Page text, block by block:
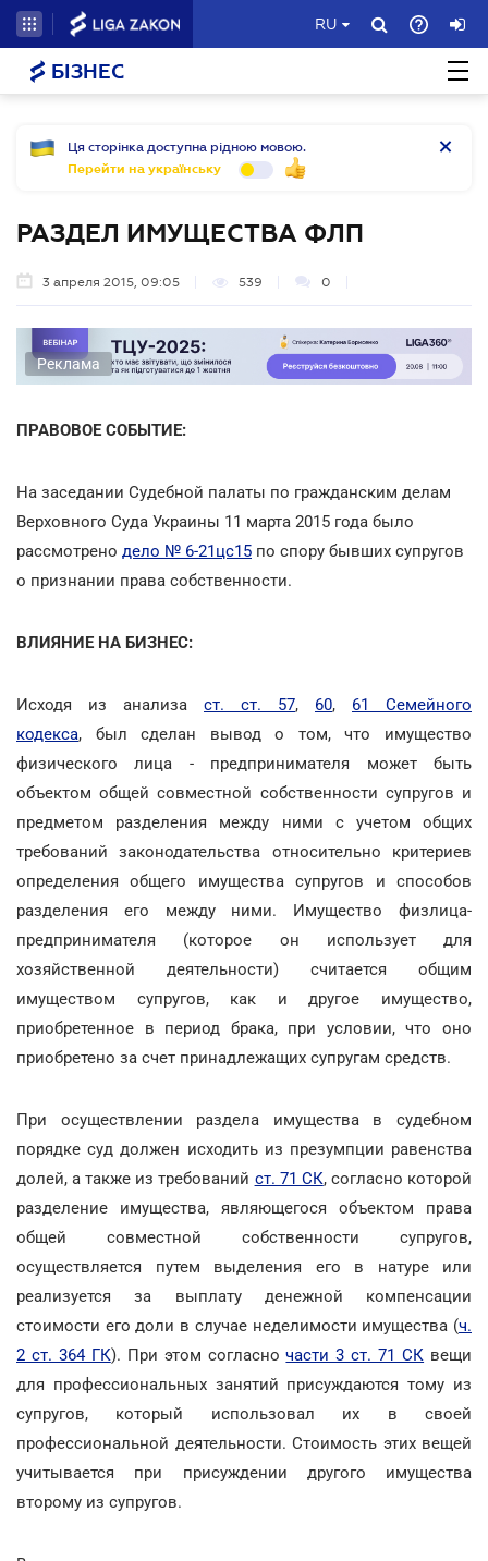
RU
БІЗНЕС
Ця сторінка доступна рідною мовою.
Перейти на українську
РАЗДЕЛ ИМУЩЕСТВА ФЛП
3 апреля 2015, 09:05 539 0
Реклама
ПРАВОВОЕ СОБЫТИЕ:
На заседании Судебной палаты по гражданским делам
Верховного Суда Украины 11 марта 2015 года было
рассмотрено дело № 6-21цс15 по спору бывших супругов
о признании права собственности.
ВЛИЯНИЕ НА БИЗНЕС:
Исходя из анализа ст. ст. 57, 60, 61 Семейного
кодекса, был сделан вывод о том, что имущество
физического лица - предпринимателя может быть
объектом общей совместной собственности супругов и
предметом разделения между ними с учетом общих
требований законодательства относительно критериев
определения общего имущества супругов и способов
разделения его между ними. Имущество физлица-
предпринимателя (которое он использует для
хозяйственной деятельности) считается общим
имуществом супругов, как и другое имущество,
приобретенное в период брака, при условии, что оно
приобретено за счет принадлежащих супругам средств.
При осуществлении раздела имущества в судебном
порядке суд должен исходить из презумпции равенства
долей, а также из требований ст. 71 СК, согласно которой
разделение имущества, являющегося объектом права
общей совместной собственности супругов,
осуществляется путем выделения его в натуре или
реализуется за выплату денежной компенсации
стоимости его доли в случае неделимости имущества (ч.
2 ст. 364 ГК). При этом согласночасти 3 ст. 71 СК вещи
для профессиональных занятий присуждаются тому из
супругов, который использовал их в своей
профессиональной деятельности. Стоимость этих вещей
учитывается при присуждении другого имущества
второму из супругов.